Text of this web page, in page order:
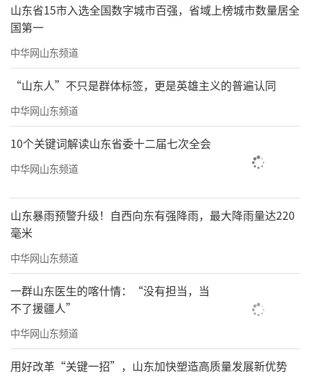
山东省15市入选全国数字城市百强，省域上榜城市数量居全
国第一
中华网山东频道
“山东人”不只是群体标签，更是英雄主义的普遍认同
中华网山东频道
10个关键词解读山东省委十二届七次全会
中华网山东频道
山东暴雨预警升级！自西向东有强降雨，最大降雨量达220
毫米
中华网山东频道
一群山东医生的喀什情：“没有担当，当
不了援疆人”
中华网山东频道
用好改革“关键一招”，山东加快塑造高质量发展新优势